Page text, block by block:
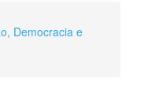
Democracia e